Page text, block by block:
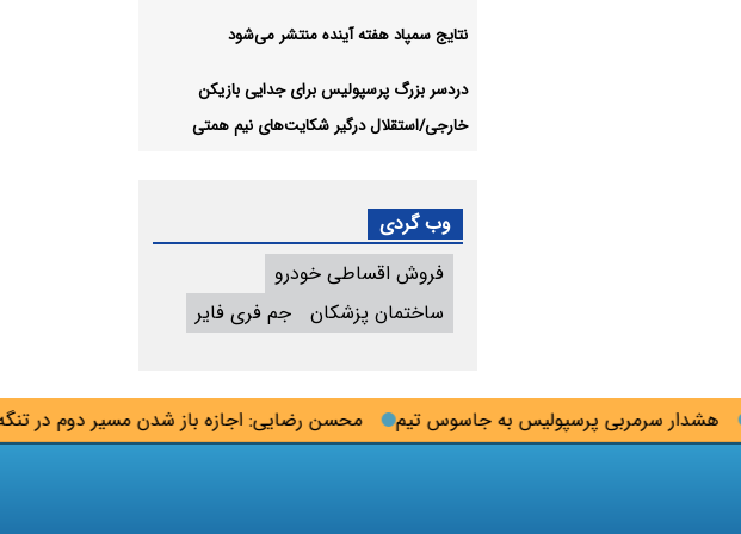
محسن رضایی: اجازه باز شدن مسیر دوم در تنگه هشدار سرمربی پرسپولیس به جاسوس تیم
نتایج سمپاد هفته آینده منتشر می‌شود
دردسر بزرگ پرسپولیس برای جدایی بازیکن
خارجی/استقلال درگیر شکایت‌های نیم همتی
وب گردی
فروش اقساطی خودرو
ساختمان پزشکان
جم فری فایر